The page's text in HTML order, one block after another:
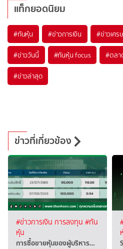
แท็กยอดนิยม
#ทันหุ้น #ข่าวการเงิน #ข่าวเศร
#ข่าววันนี้ #ทันหุ้น focus #ตลา
#ข่าวล่าสุด
ข่าวที่เกี่ยวข้อง
#ข่าวการเงิน การลงทุน #ทัน
หุ้น
การซื้อขายหุ้นของผู้บริหาร…